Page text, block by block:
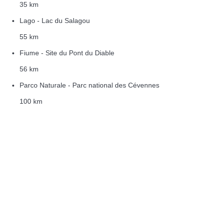
35 km
Lago - Lac du Salagou
55 km
Fiume - Site du Pont du Diable
56 km
Parco Naturale - Parc national des Cévennes
100 km